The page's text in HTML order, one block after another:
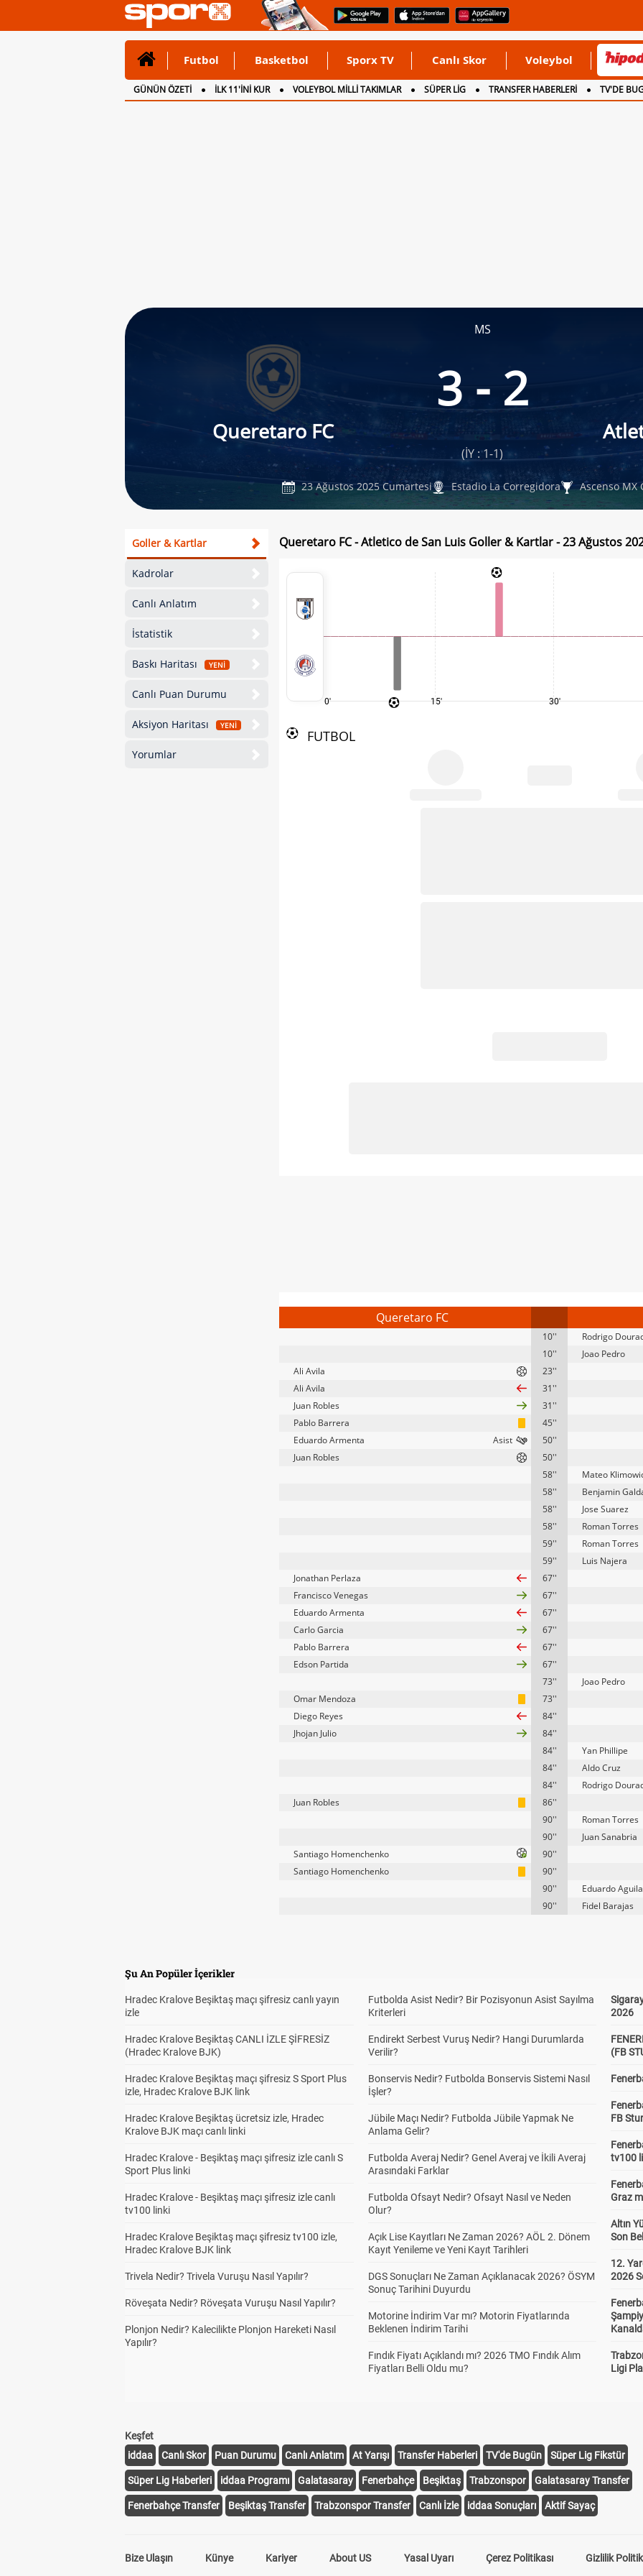
Futbol Basketbol Sporx TV Canlı Skor Voleybol
GÜNÜN ÖZETİ İLK 11'İNİ KUR VOLEYBOL MİLLİ TAKIMLAR SÜPER LİG TRANSFER HABERLERİ
TV'DE
CANLI ANLATIM
İNGİLTERE
MS
Queretaro FC
3 - 2
(İY : 1-1)
23 Ağustos 2025 Cumartesi Estadio La Corregidora Ascenso MX
Goller & Kartlar
Kadrolar
Canlı Anlatım
İstatistik
Baskı Haritası YENİ
Canlı Puan Durumu
Aksiyon Haritası YENİ
Yorumlar
Queretaro FC - Atletico de San Luis Goller & Kartlar - 23 Ağustos
0' 15' 30'
FUTBOL
Queretaro FC
10''
Rodrigo
10''
Joao Pedro
Ali Avila
23''
Ali Avila
31''
Juan Robles
31''
Pablo Barrera
45''
Eduardo Armenta
50''
Juan Robles
50''
58''
Mateo
58''
Benjamin
58''
Jose Suarez
58''
Roman Torres
59''
Roman Torres
59''
Luis Najera
Jonathan Perlaza
67''
Francisco Venegas
67''
Eduardo Armenta
67''
Carlo Garcia
67''
Pablo Barrera
67''
Edson Partida
67''
73''
Joao Pedro
Omar Mendoza
73''
Diego Reyes
84''
Jhojan Julio
84''
84''
Yan Phillipe
84''
Aldo Cruz
84''
Rodrigo
Juan Robles
86''
90''
Roman Torres
90''
Juan Sanabria
Santiago Homenchenko
90''
Santiago Homenchenko
90''
90''
Eduardo Aguila
90''
Fidel Barajas
Şu An Popüler İçerikler
Hradec Kralove Beşiktaş maçı şifresiz canlı yayın
izle
Hradec Kralove Beşiktaş CANLI İZLE ŞİFRESİZ
(Hradec Kralove BJK)
Hradec Kralove Beşiktaş maçı şifresiz S Sport Plus
izle, Hradec Kralove BJK link
Hradec Kralove Beşiktaş ücretsiz izle, Hradec
Kralove BJK maçı canlı linki
Hradec Kralove - Beşiktaş maçı şifresiz izle canlı S
Sport Plus linki
Hradec Kralove - Beşiktaş maçı şifresiz izle canlı
tv100 linki
Hradec Kralove Beşiktaş maçı şifresiz tv100 izle,
Hradec Kralove BJK link
Trivela Nedir? Trivela Vuruşu Nasıl Yapılır?
Röveşata Nedir? Röveşata Vuruşu Nasıl Yapılır?
Plonjon Nedir? Kalecilikte Plonjon Hareketi Nasıl
Yapılır?
Futbolda Asist Nedir? Bir Pozisyonun Asist Sayılma
Kriterleri
Endirekt Serbest Vuruş Nedir? Hangi Durumlarda
Verilir?
Bonservis Nedir? Futbolda Bonservis Sistemi Nasıl
İşler?
Jübile Maçı Nedir? Futbolda Jübile Yapmak Ne
Anlama Gelir?
Futbolda Averaj Nedir? Genel Averaj ve İkili Averaj
Arasındaki Farklar
Futbolda Ofsayt Nedir? Ofsayt Nasıl ve Neden
Olur?
Açık Lise Kayıtları Ne Zaman 2026? AÖL 2. Dönem
Kayıt Yenileme ve Yeni Kayıt Tarihleri
DGS Sonuçları Ne Zaman Açıklanacak 2026? ÖSYM
Sonuç Tarihini Duyurdu
Motorine İndirim Var mı? Motorin Fiyatlarında
Beklenen İndirim Tarihi
Fındık Fiyatı Açıklandı mı? 2026 TMO Fındık Alım
Fiyatları Belli Oldu mu?
2026
(FB
FB
tv100
Graz
Altın
Son
12.
2026
Ligi
Keşfet
iddaa
Canlı Skor Puan Durumu Canlı Anlatım At Yarışı Transfer Haberleri TV'de Bugün Süper Lig Fikstür
Süper Lig Haberleri iddaa Programı Galatasaray Fenerbahçe Beşiktaş Trabzonspor Galatasaray Transfer
Fenerbahçe Transfer Beşiktaş Transfer Trabzonspor Transfer Canlı İzle iddaa Sonuçları Aktif Sayaç
Bize Ulaşın Künye Kariyer About US Yasal Uyarı Çerez Politikası Gizlilik